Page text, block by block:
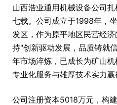
山西浩业通用机械设备公司
七载。公司成立于1998年，
发区，作为原平地区民营经
持"创新驱动发展，品质铸就
年市场淬炼，已成长为矿山
专业化服务与雄厚技术实力赢
公司注册资本5018万元，构